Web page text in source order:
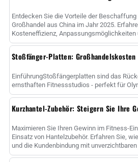
Entdecken Sie die Vorteile der
Großhandel aus China im Jahr 2025.
Kosteneffizienz, Anpassungsmöglichkeiten
Erfolg......
Stoßfänger-Platten: Großhandelskosten
EinführungStoßfängerplatten sind das
ernsthaften Fitnessstudios - perfekt für
Kurzhantel-Zubehör: Steigern Sie Ihre
Maximieren Sie Ihren Gewinn im Fitness-
Einsatz von Hantelzubehör. Erfahren Sie,
und die Kundenbindung mit
können....